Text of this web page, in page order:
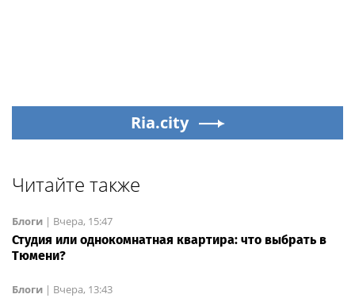
Ria.city
Читайте также
Блоги | Вчера, 15:47
Студия или однокомнатная квартира: что выбрать в
Тюмени?
Блоги | Вчера, 13:43